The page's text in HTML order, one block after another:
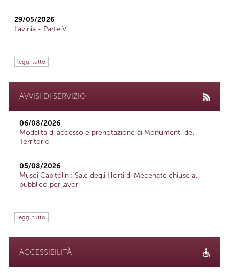
29/05/2026
Lavinia - Parte V
leggi tutto
AVVISI DI SERVIZIO
06/08/2026
Modalità di accesso e prenotazione ai Monumenti del
Territorio
05/08/2026
Musei Capitolini: Sale degli Horti di Mecenate chiuse al
pubblico per lavori
leggi tutto
ACCESSIBILITÀ